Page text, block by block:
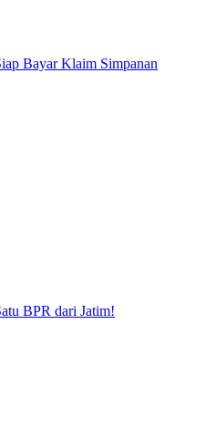
Bayar Klaim Simpanan
BPR dari Jatim!